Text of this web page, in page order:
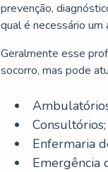
prevenção,
qual é necessário
Geralmente esse
socorro, mas pode
Consultórios;
Enfermaria
Emergência